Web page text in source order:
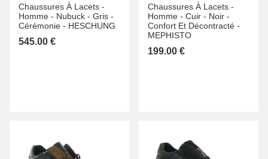
Chaussures À Lacets -
Homme - Nubuck - Gris -
Cérémonie - HESCHUNG
545.00 €
Chaussures À Lacets -
Homme - Cuir - Noir -
Confort Et Décontracté -
MEPHISTO
199.00 €